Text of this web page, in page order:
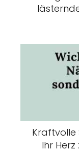
Kraftvolle
Ihr